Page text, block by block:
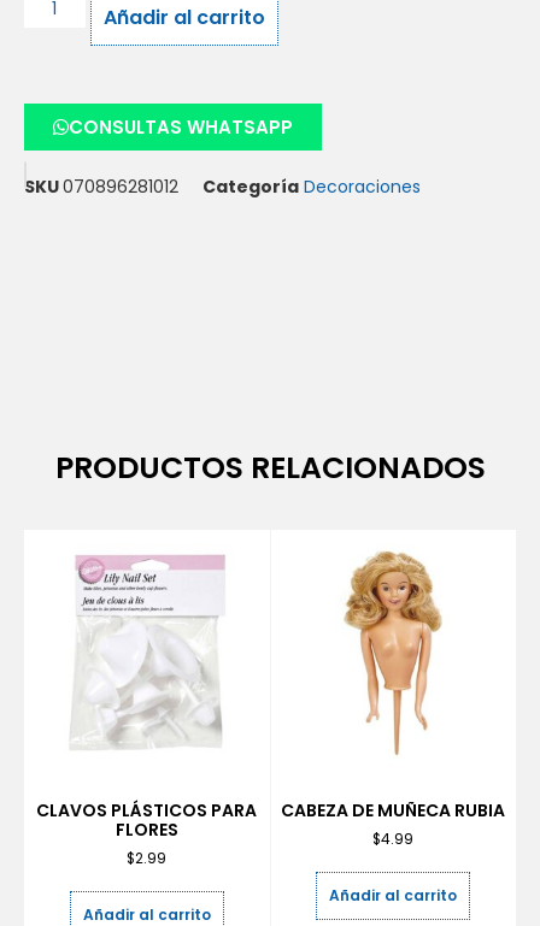
Añadir al carrito
CONSULTAS WHATSAPP
SKU070896281012 Categoría Decoraciones
PRODUCTOS RELACIONADOS
CLAVOS PLÁSTICOS PARA
FLORES
$2.99
Añadir al carrito
CABEZA DE MUÑECA RUBIA
$4.99
Añadir al carrito